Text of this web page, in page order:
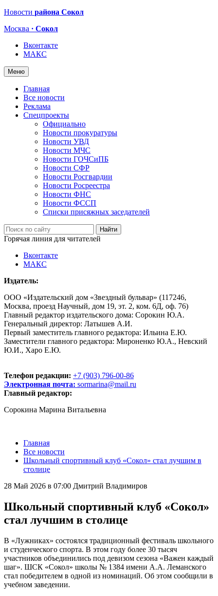
Новости района Сокол
Москва · Сокол
Вконтакте
МАКС
Меню
Главная
Все новости
Реклама
Спецпроекты
Официально
Новости прокуратуры
Новости УВД
Новости МЧС
Новости ГОЧСиПБ
Новости СФР
Новости Росгвардии
Новости Росреестра
Новости ФНС
Новости ФССП
Списки присяжных заседателей
Горячая линия для читателей
Вконтакте
МАКС
Издатель:
ООО «Издательский дом «Звездный бульвар» (117246,
Москва, проезд Научный, дом 19, эт. 2, ком. 6Д, оф. 76)
Главный редактор издательского дома: Сорокин Ю.А.
Генеральный директор: Латышев А.И.
Первый заместитель главного редактора: Ильина Е.Ю.
Заместители главного редактора: Мироненко Ю.А., Невский
Ю.И., Харо Е.Ю.
Телефон редакции: +7 (903) 796-00-86
Электронная почта: sormarina@mail.ru
Главный редактор:
Сорокина Марина Витальевна
Главная
Все новости
Школьный спортивный клуб «Сокол» стал лучшим в
столице
28 Май 2026 в 07:00 Дмитрий Владимиров
Школьный спортивный клуб «Сокол»
стал лучшим в столице
В «Лужниках» состоялся традиционный фестиваль школьного
и студенческого спорта. В этом году более 30 тысяч
участников объединились под девизом сезона «Важен каждый
шаг». ШСК «Сокол» школы № 1384 имени А.А. Леманского
стал победителем в одной из номинаций. Об этом сообщили в
учебном заведении.